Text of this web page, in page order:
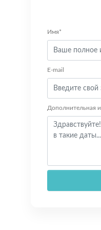
Имя*
E-mail
Дополнительная